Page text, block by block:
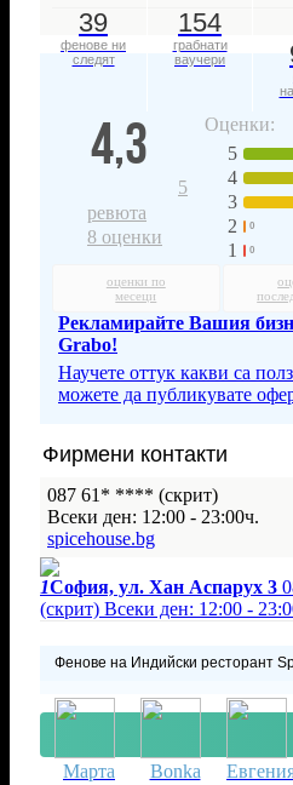
39
фенове ни
следят
154
грабнати
ваучери
4,3
5
ревюта
8 оценки
Оценки:
5
4
3
2 0
1 0
оценки по
месеци
Рекламирайте Вашия
Grabo!
Научете оттук какви са
можете да публикувате
Фирмени контакти
087 61* **** (скрит)
Всеки ден: 12:00 - 23:00ч.
spicehouse.bg
1София, ул. Хан Аспарух 3
(скрит) Всеки ден: 12:00 -
Фенове на Индийски ресторант
Марта Bonka